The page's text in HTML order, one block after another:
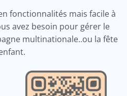
fonctionnalités mais facile à
avez besoin pour gérer le
multinationale..ou la fête